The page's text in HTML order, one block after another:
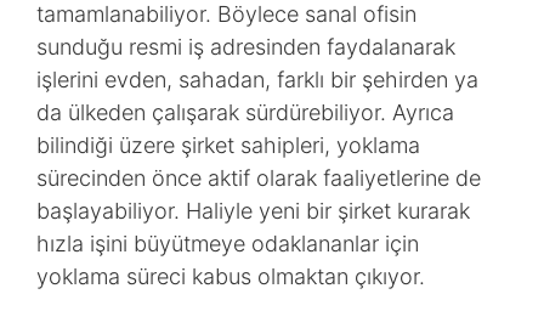
tamamlanabiliyor. Böylece sanal ofisin
sunduğu resmi iş adresinden faydalanarak
işlerini evden, sahadan, farklı bir şehirden ya
da ülkeden çalışarak sürdürebiliyor. Ayrıca
bilindiği üzere şirket sahipleri, yoklama
sürecinden önce aktif olarak faaliyetlerine de
başlayabiliyor. Haliyle yeni bir şirket kurarak
hızla işini büyütmeye odaklananlar için
yoklama süreci kabus olmaktan çıkıyor.